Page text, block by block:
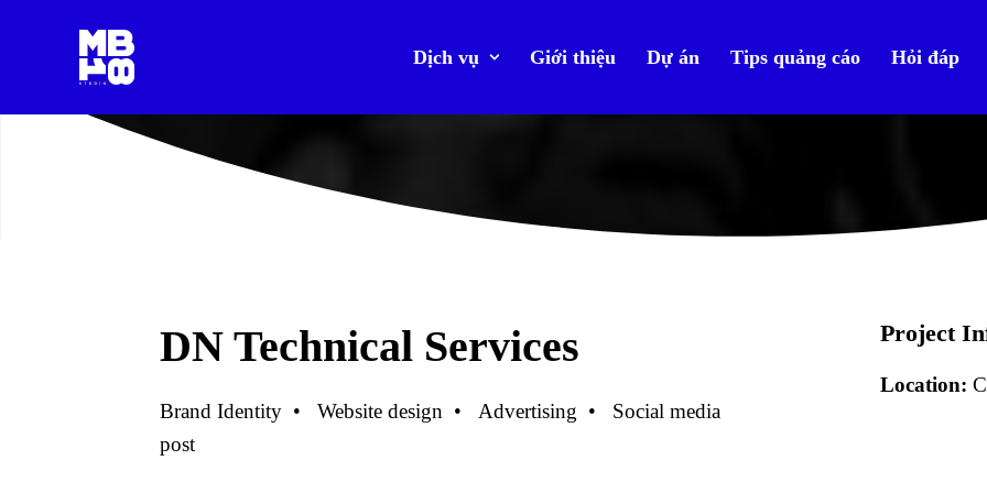
Dịch vụ Giới thiệu Dự án Tips quảng cáo Hỏi đáp
D
N
T
E
C
H
N
I
C
AL
S
E
R
V
I
C
E S
DN Technical Services
Brand Identity • Website design • Advertising • Social media
post
Project
Location: